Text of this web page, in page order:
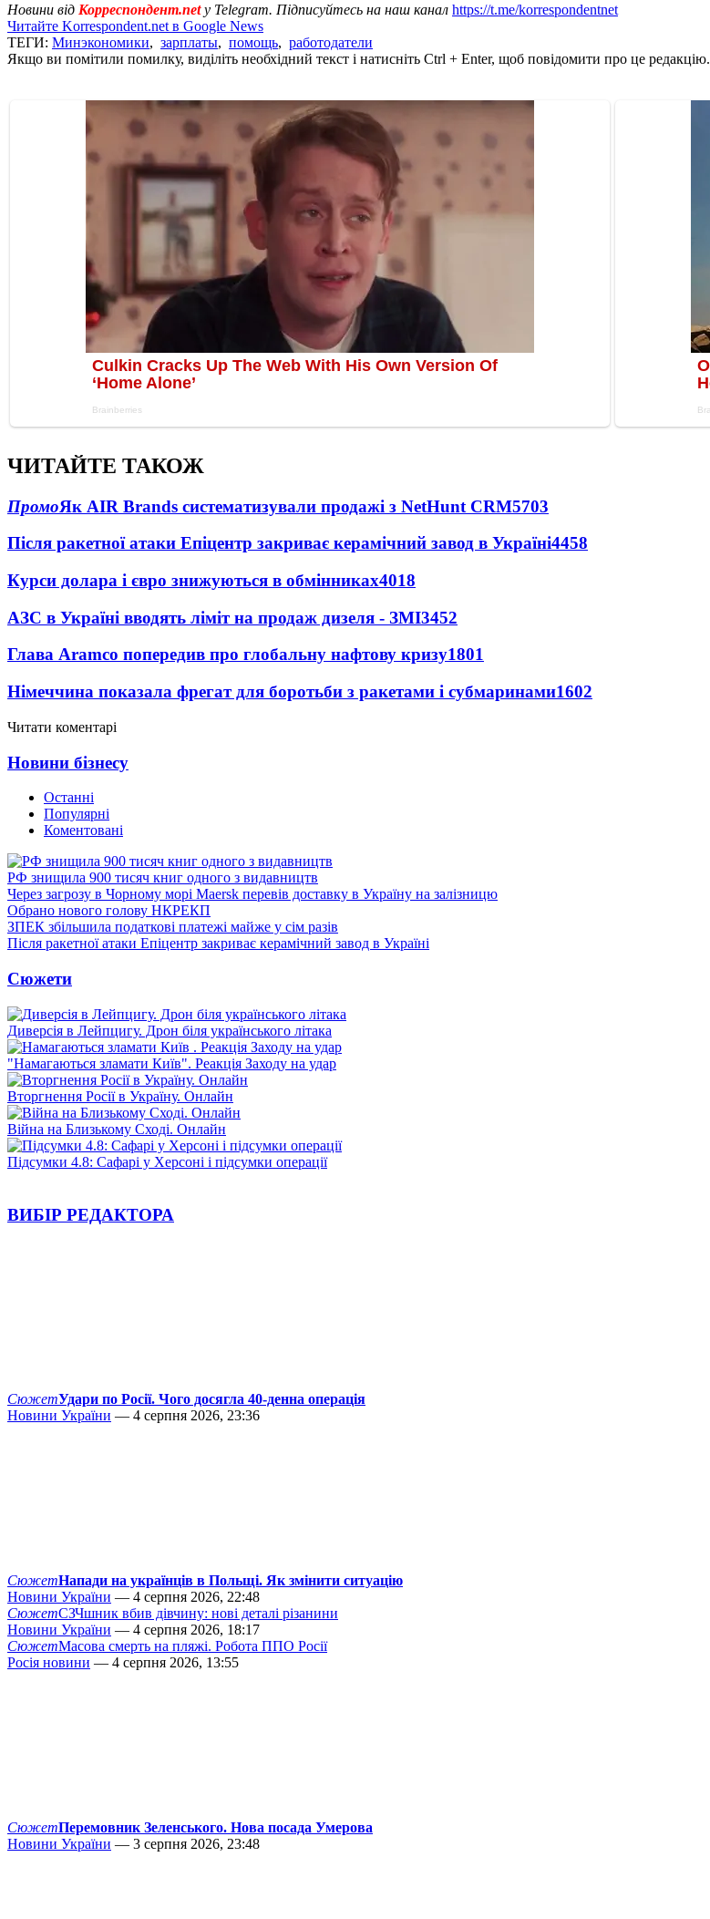
Новини від Корреспондент.net у Telegram. Підписуйтесь на наш канал https://t.me/korrespondentnet
Читайте Korrespondent.net в Google News
ТЕГИ: Минэкономики, зарплаты, помощь, работодатели
Якщо ви помітили помилку, виділіть необхідний текст і натисніть Ctrl + Enter, щоб повідомити про це редакцію.
ЧИТАЙТЕ ТАКОЖ
ПромоЯк AIR Brands систематизували продажі з NetHunt CRM5703
Після ракетної атаки Епіцентр закриває керамічний завод в Україні4458
Курси долара і євро знижуються в обмінниках4018
АЗС в Україні вводять ліміт на продаж дизеля - ЗМІ3452
Глава Aramco попередив про глобальну нафтову кризу1801
Німеччина показала фрегат для боротьби з ракетами і субмаринами1602
Читати коментарі
Новини бізнесу
Останні
Популярні
Коментовані
РФ знищила 900 тисяч книг одного з видавництв
Через загрозу в Чорному морі Maersk перевів доставку в Україну на залізницю
Обрано нового голову НКРЕКП
ЗПЕК збільшила податкові платежі майже у сім разів
Після ракетної атаки Епіцентр закриває керамічний завод в Україні
Сюжети
Диверсія в Лейпцигу. Дрон біля українського літака
"Намагаються зламати Київ". Реакція Заходу на удар
Вторгнення Росії в Україну. Онлайн
Війна на Близькому Сході. Онлайн
Підсумки 4.8: Сафарі у Херсоні і підсумки операції
ВИБІР РЕДАКТОРА
СюжетУдари по Росії. Чого досягла 40-денна операція
Новини України — 4 серпня 2026, 23:36
СюжетНапади на українців в Польщі. Як змінити ситуацію
Новини України — 4 серпня 2026, 22:48
СюжетСЗЧшник вбив дівчину: нові деталі різанини
Новини України — 4 серпня 2026, 18:17
СюжетМасова смерть на пляжі. Робота ППО Росії
Росія новини — 4 серпня 2026, 13:55
СюжетПеремовник Зеленського. Нова посада Умерова
Новини України — 3 серпня 2026, 23:48